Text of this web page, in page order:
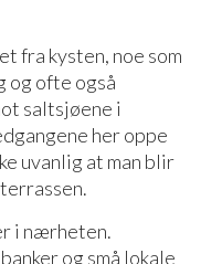
fra kysten, noe som
og ofte også
saltsjøene i
her oppe
uvanlig at man blir
i nærheten.
og små lokale